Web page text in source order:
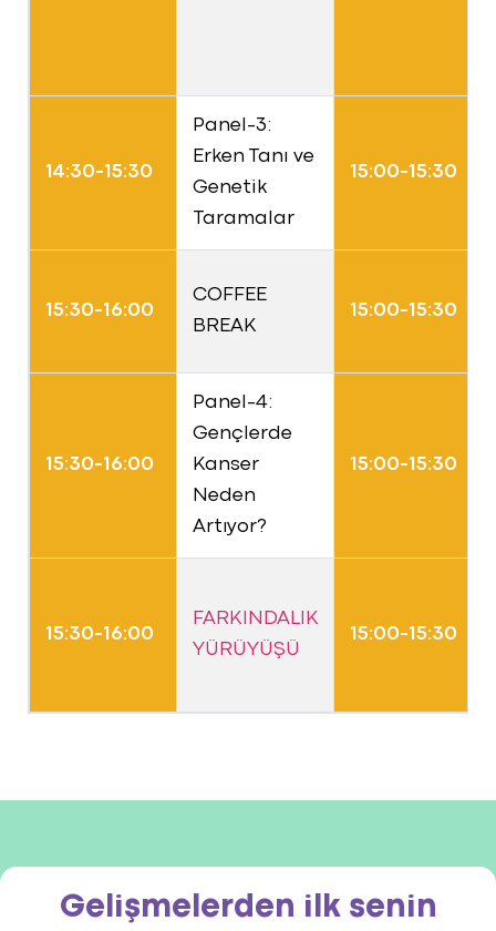
14:30-15:30
Panel-3:
Erken Tanı ve
Genetik
Taramalar
15:00-15:30
15:30-16:00
COFFEE
BREAK
15:00-15:30
15:30-16:00
Panel-4:
Gençlerde
Kanser
Neden
Artıyor?
15:00-15:30
15:30-16:00
FARKINDALIK
YÜRÜYÜŞÜ
15:00-15:30
Gelişmelerden ilk senin